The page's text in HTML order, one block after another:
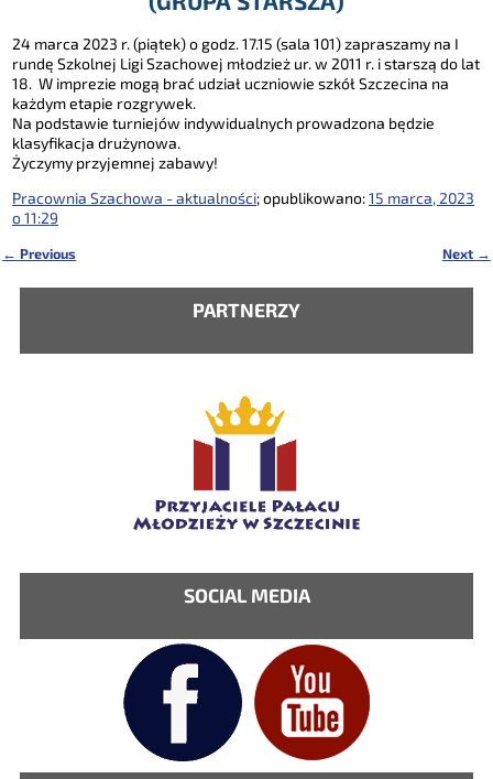
24 marca 2023 r. (piątek) o godz. 17.15 (sala 101) zapraszamy na I
rundę Szkolnej Ligi Szachowej młodzież ur. w 2011 r. i starszą do lat
18. W imprezie mogą brać udział uczniowie szkół Szczecina na
każdym etapie rozgrywek.
Na podstawie turniejów indywidualnych prowadzona będzie
klasyfikacja drużynowa.
Życzymy przyjemnej zabawy!
Pracownia Szachowa - aktualności; opublikowano:15 marca, 2023
o 11:29
← Previous Next →
PARTNERZY
SOCIAL MEDIA